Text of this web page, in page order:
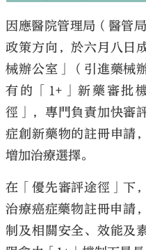
因應醫院管理局（醫管
政策方向，於六月八日
械辦公室」（引進藥械
有的「1+」新藥審批
徑」，專門負責加快審
症創新藥物的註冊申請
增加治療選擇。
在「優先審評途徑」下
治療癌症藥物註冊申請
制及相關安全、效能及